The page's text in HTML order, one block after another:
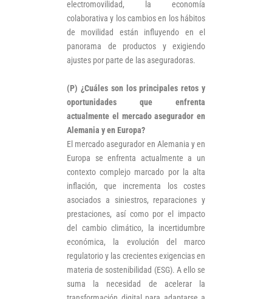
electromovilidad, la economía
colaborativa y los cambios en los hábitos
de movilidad están influyendo en el
panorama de productos y exigiendo
ajustes por parte de las aseguradoras.
(P) ¿Cuáles son los principales retos y
oportunidades que enfrenta
actualmente el mercado asegurador en
Alemania y en Europa?
El mercado asegurador en Alemania y en
Europa se enfrenta actualmente a un
contexto complejo marcado por la alta
inflación, que incrementa los costes
asociados a siniestros, reparaciones y
prestaciones, así como por el impacto
del cambio climático, la incertidumbre
económica, la evolución del marco
regulatorio y las crecientes exigencias en
materia de sostenibilidad (ESG). A ello se
suma la necesidad de acelerar la